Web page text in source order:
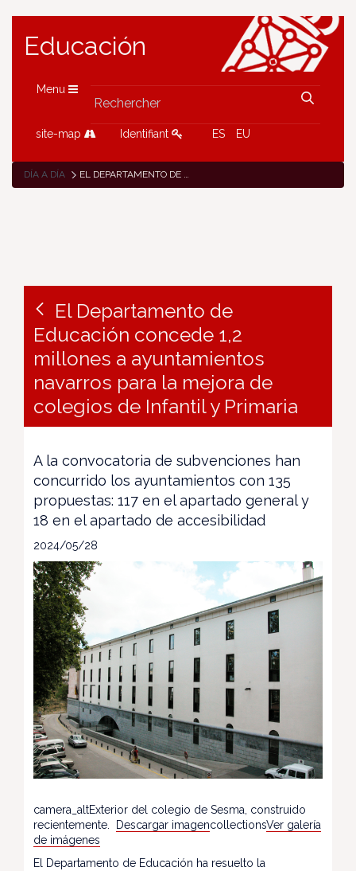
Educación
Menu
site-map Identifiant ES EU
DÍA A DÍA EL DEPARTAMENTO DE EDUCACIÓN CONCEDE 1,2 MILLONES A AYUNTAMIENTOS NAVARROS PARA LA MEJORA DE COLEGIOS DE INFANTIL Y PRIMARIA
El Departamento de
Educación concede 1,2
millones a ayuntamientos
navarros para la mejora de
colegios de Infantil y Primaria
A la convocatoria de subvenciones han
concurrido los ayuntamientos con 135
propuestas: 117 en el apartado general y
18 en el apartado de accesibilidad
2024/05/28
camera_altExterior del colegio de Sesma, construido
recientemente.
Descargar imagencollectionsVer galería
de imágenes
El Departamento de Educación ha resuelto la